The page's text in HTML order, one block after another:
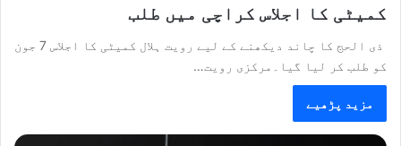
کمیٹی کا اجلاس کراچی میں طلب
ذی الحج کا چاند دیکھنے کے لیے رویت ہلال کمیٹی کا اجلاس 7 جون
کو طلب کر لیا گیا۔مرکزی رویت…
مزید پڑھیے